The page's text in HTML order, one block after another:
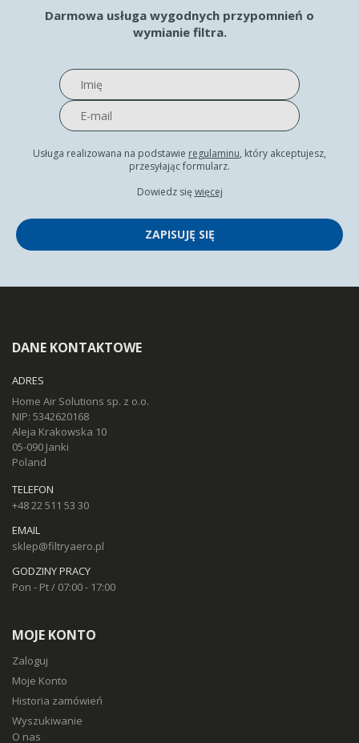
Darmowa usługa wygodnych przypomnień o
wymianie filtra.
Usługa realizowana na podstawie regulaminu, który akceptujesz,
przesyłając formularz.
Dowiedz się więcej
ZAPISUJĘ SIĘ
DANE KONTAKTOWE
ADRES
Home Air Solutions sp. z o.o.
NIP: 5342620168
Aleja Krakowska 10
05-090 Janki
Poland
TELEFON
+48 22 511 53 30
EMAIL
sklep@filtryaero.pl
GODZINY PRACY
Pon - Pt / 07:00 - 17:00
MOJE KONTO
Zaloguj
Moje Konto
Historia zamówień
Wyszukiwanie
O nas